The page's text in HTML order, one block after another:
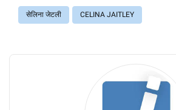
सेलिना जेटली CELINA JAITLEY